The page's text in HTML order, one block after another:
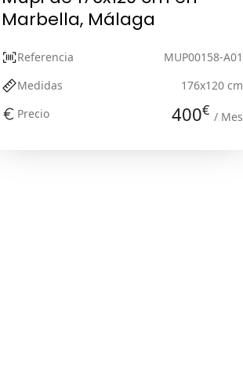
Marbella, Málaga
Referencia
MUP00158-A01
Medidas
176x120 cm
Precio
400€ / Mes